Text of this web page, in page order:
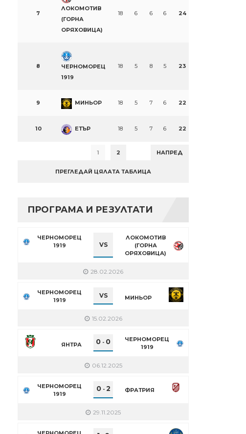
7
ЛОКОМОТИВ
(ГОРНА
ОРЯХОВИЦА)
18 6 6 6 24
8
ЧЕРНОМОРЕЦ
1919
18 5 8 5 23
9 МИНЬОР 18 5 7 6 22
10 ЕТЪР 18 5 7 6 22
1 2 НАПРЕД
ПРЕГЛЕДАЙ ЦЯЛАТА ТАБЛИЦА
ПРОГРАМА И РЕЗУЛТАТИ
ЧЕРНОМОРЕЦ
1919
VS
ЛОКОМОТИВ
(ГОРНА
ОРЯХОВИЦА)
28.02.2026
ЧЕРНОМОРЕЦ
1919
VS МИНЬОР
15.02.2026
ЯНТРА 0 - 0
ЧЕРНОМОРЕЦ
1919
06.12.2025
ЧЕРНОМОРЕЦ
1919
0- 2 ФРАТРИЯ
29.11.2025